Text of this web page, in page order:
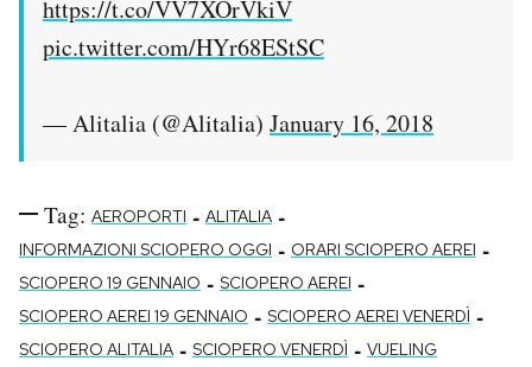
https://t.co/VV7XOrVkiV
pic.twitter.com/HYr68EStSC
— Alitalia (@Alitalia) January 16, 2018
Tag: AEROPORTI - ALITALIA -
INFORMAZIONI SCIOPERO OGGI - ORARI SCIOPERO AEREI -
SCIOPERO 19 GENNAIO - SCIOPERO AEREI -
SCIOPERO AEREI 19 GENNAIO - SCIOPERO AEREI VENERDÌ -
SCIOPERO ALITALIA - SCIOPERO VENERDÌ - VUELING